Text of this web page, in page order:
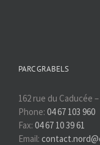
PARC GRABELS
162 rue du Caducée –
Phone: 04 67 103 960
Fax: 04 67 10 39 61
Email: